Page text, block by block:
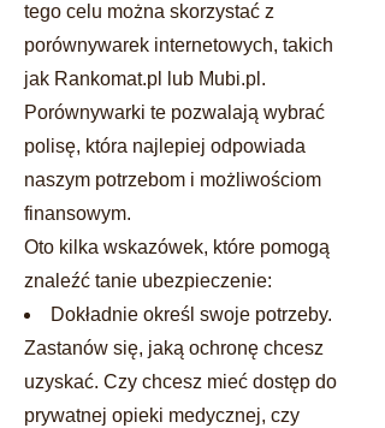
tego celu można skorzystać z
porównywarek internetowych, takich
jak Rankomat.pl lub Mubi.pl.
Porównywarki te pozwalają wybrać
polisę, która najlepiej odpowiada
naszym potrzebom i możliwościom
finansowym.
Oto kilka wskazówek, które pomogą
znaleźć tanie ubezpieczenie:
Dokładnie określ swoje potrzeby.
Zastanów się, jaką ochronę chcesz
uzyskać. Czy chcesz mieć dostęp do
prywatnej opieki medycznej, czy